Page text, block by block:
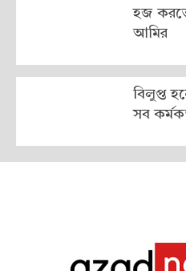
হজ
আমির
বিলুপ্ত
সব